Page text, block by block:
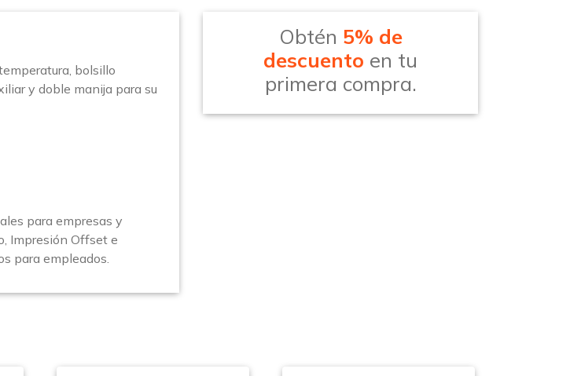
bolsillo
y doble manija para su
para empresas y
Impresión Offset e
para empleados.
Obtén 5% de
descuento en tu
primera compra.